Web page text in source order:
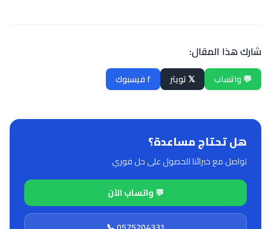
شارك هذا المقال:
💬 واتساب 𝕏 تويتر f فيسبوك
هل تحتاج مساعدة؟
تواصل مع خبرائنا للحصول على حل فوري
💬 واتساب الآن